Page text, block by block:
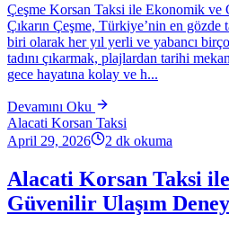
Çeşme Korsan Taksi ile Ekonomik ve
Çıkarın Çeşme, Türkiye’nin en
biri olarak her yıl yerli ve yabancı
tadını çıkarmak, plajlardan tarihi
gece hayatına kolay ve h...
Devamını Oku
Alacati Korsan Taksi
April 29, 2026
2 dk okuma
Alacati Korsan Taksi
Güvenilir Ulaşım